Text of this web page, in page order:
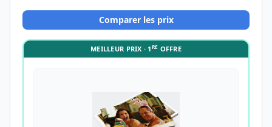
Comparer les prix
MEILLEUR PRIX · 1RE OFFRE